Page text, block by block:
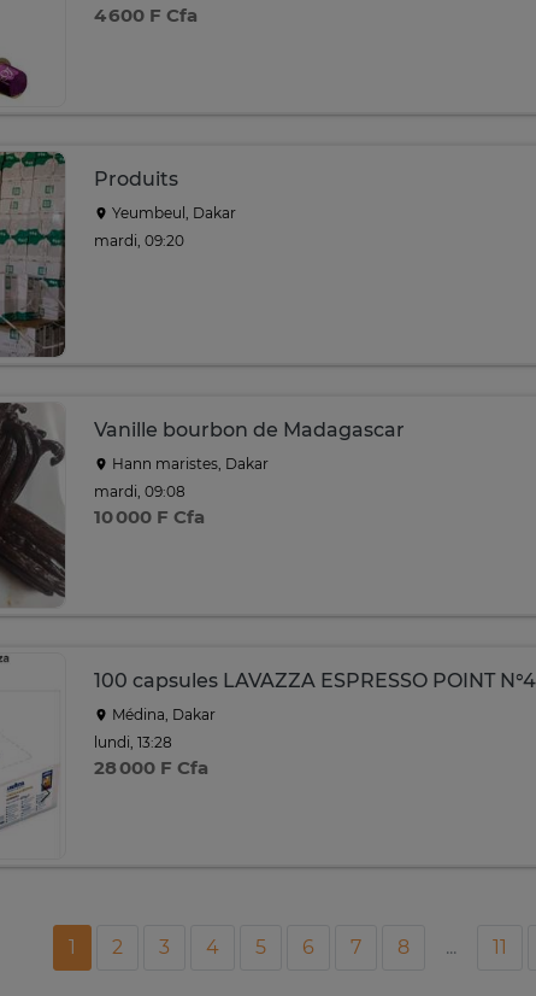
4 600 F Cfa
Produits
Yeumbeul, Dakar
mardi, 09:20
Vanille bourbon de Madagascar
Hann maristes, Dakar
mardi, 09:08
10 000 F Cfa
100 capsules LAVAZZA ESPRESSO POINT
Médina, Dakar
lundi, 13:28
28 000 F Cfa
1 2 3 4 5 6 7 8 ... 11